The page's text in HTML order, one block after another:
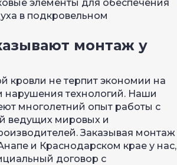
элементы для обеспечения
в подкровельном
монтаж у
кровли не терпит экономии на
нарушения технологий. Наши
многолетний опыт работы с
ведущих мировых и
Заказывая монтаж
и Краснодарском крае у нас,
договор с